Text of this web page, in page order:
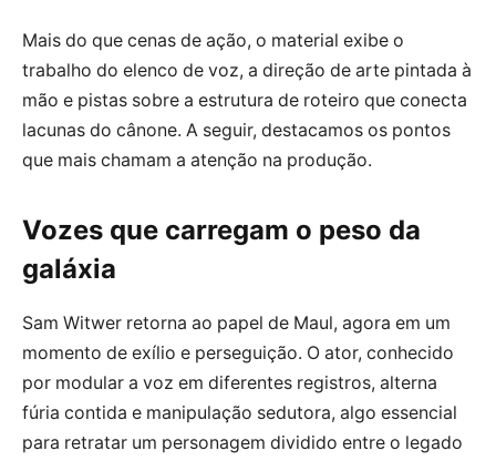
Mais do que cenas de ação, o material exibe o
trabalho do elenco de voz, a direção de arte pintada à
mão e pistas sobre a estrutura de roteiro que conecta
lacunas do cânone. A seguir, destacamos os pontos
que mais chamam a atenção na produção.
Vozes que carregam o peso da
galáxia
Sam Witwer retorna ao papel de Maul, agora em um
momento de exílio e perseguição. O ator, conhecido
por modular a voz em diferentes registros, alterna
fúria contida e manipulação sedutora, algo essencial
para retratar um personagem dividido entre o legado